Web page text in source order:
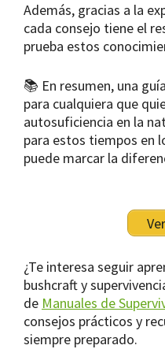
Además, gracias a la
cada consejo tiene el
prueba estos
📚 En resumen, una
para cualquiera que
autosuficiencia en la
para estos tiempos en
puede marcar la
¿Te interesa seguir
bushcraft y
de Manuales de
consejos prácticos y
siempre preparado.